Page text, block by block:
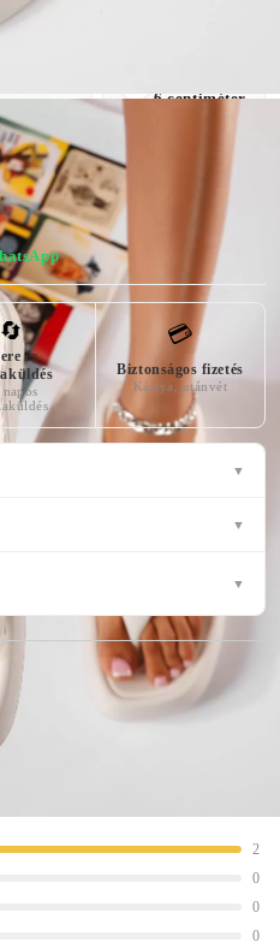
6 centiméter
🔄
és
napos
💳
Biztonságos fizetés
Kártya, utánvét
▼
▼
▼
2
0
0
0